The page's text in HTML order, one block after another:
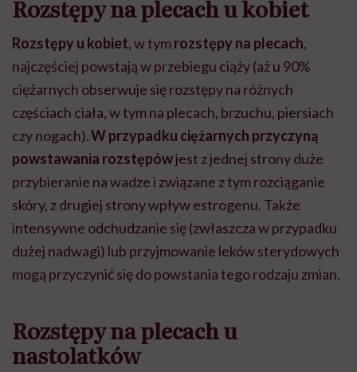
Rozstępy na plecach u kobiet
Rozstępy u kobiet, w tymrozstępy na plecach,
najczęściej powstają w przebiegu ciąży (aż u 90%
ciężarnych obserwuje się rozstępy na różnych
częściach ciała, w tym na plecach, brzuchu, piersiach
czy nogach).W przypadku ciężarnych przyczyną
powstawania rozstępówjest z jednej strony duże
przybieranie na wadze i związane z tym rozciąganie
skóry, z drugiej strony wpływ estrogenu. Także
intensywne odchudzanie się (zwłaszcza w przypadku
dużej nadwagi) lub przyjmowanie leków sterydowych
mogą przyczynić się do powstania tego rodzaju zmian.
Rozstępy na plecach u
nastolatków